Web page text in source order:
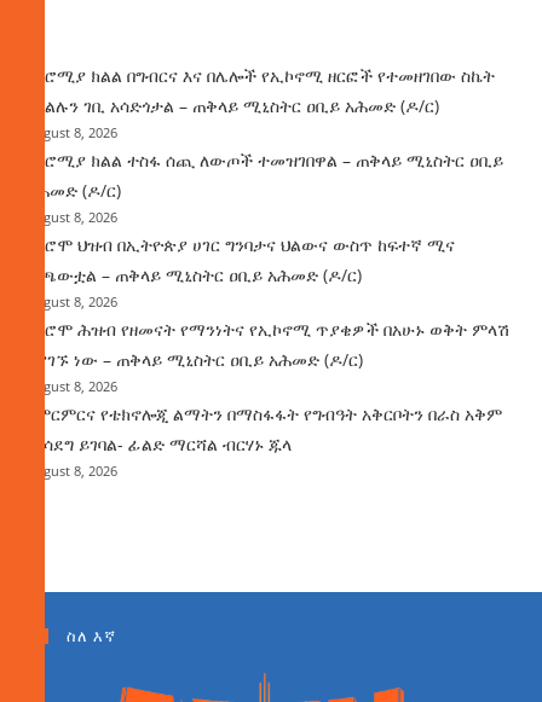
በኦሮሚያ ክልል በግብርና እና በሌሎች የኢኮኖሚ ዘርፎች የተመዘገበው ስኬት
የክልሉን ገቢ አሳድጎታል – ጠቅላይ ሚኒስትር ዐቢይ አሕመድ (ዶ/ር)
August 8, 2026
በኦሮሚያ ክልል ተስፋ ሰጪ ለውጦች ተመዝገበዋል – ጠቅላይ ሚኒስትር ዐቢይ
አሕመድ (ዶ/ር)
August 8, 2026
የኦሮሞ ህዝብ በኢትዮጵያ ሀገር ግንባታና ህልውና ውስጥ ከፍተኛ ሚና
ተጫውቷል – ጠቅላይ ሚኒስትር ዐቢይ አሕመድ (ዶ/ር)
August 8, 2026
የኦሮሞ ሕዝብ የዘመናት የማንነትና የኢኮኖሚ ጥያቄዎች በአሁኑ ወቅት ምላሽ
እያገኙ ነው – ጠቅላይ ሚኒስትር ዐቢይ አሕመድ (ዶ/ር)
August 8, 2026
የምርምርና የቴክኖሎጂ ልማትን በማስፋፋት የግብዓት አቅርቦትን በራስ አቅም
ማሳደግ ይገባል- ፊልድ ማርሻል ብርሃኑ ጁላ
August 8, 2026
ስለ እኛ